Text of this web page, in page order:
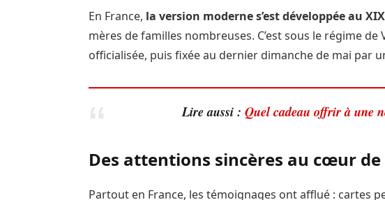
En France, la version moderne s’est développée au XIX
mères de familles nombreuses. C’est sous le régime
officialisée, puis fixée au dernier dimanche de mai par
Lire aussi : Quel cadeau offrir à une
Des attentions sincères au cœur
Partout en France, les témoignages ont afflué : cartes